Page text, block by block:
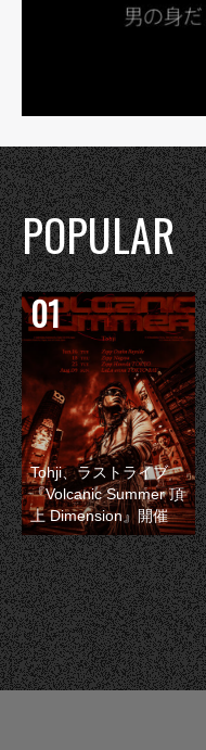
POPULAR
Tohji、ラストライブ
『Volcanic Summer 頂
上 Dimension』開催